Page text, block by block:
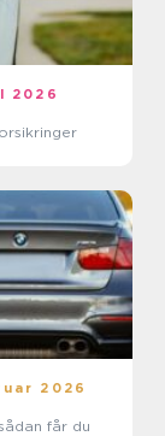
2026
2026
får du